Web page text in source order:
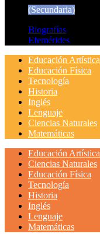
(Secundaria)
Biografías
Efemérides
Educación Artística
Educación Física
Tecnología
Historia
Inglés
Lenguaje
Ciencias Naturales
Matemáticas
Educación Artística
Ciencias Naturales
Educación Física
Tecnología
Historia
Inglés
Lenguaje
Matemáticas